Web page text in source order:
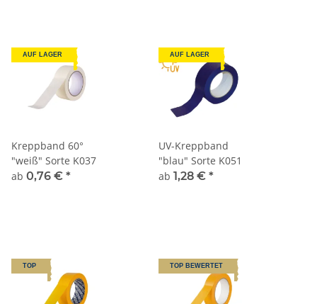
AUF LAGER
Kreppband 60°
"weiß" Sorte K037
ab 0,76 € *
AUF LAGER
UV-Kreppband
"blau" Sorte K051
ab 1,28 € *
TOP TOP BEWERTET